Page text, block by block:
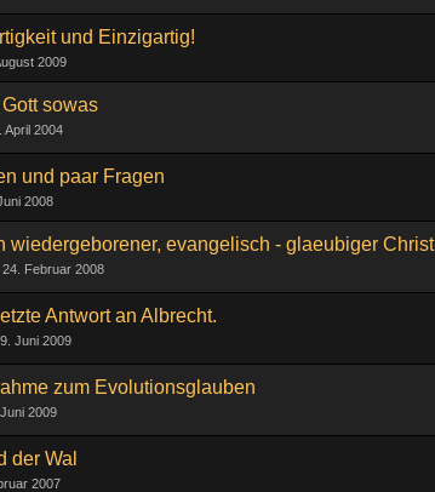
und Einzigartig!
2009
sowas
April 2004
und paar Fragen
2008
wiedergeborener, evangelisch - glaeubiger Christ
24. Februar 2008
Antwort an Albrecht.
Juni 2009
zum Evolutionsglauben
2009
der Wal
2007